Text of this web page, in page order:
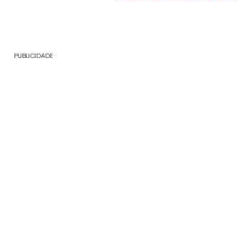
PUBLICIDADE